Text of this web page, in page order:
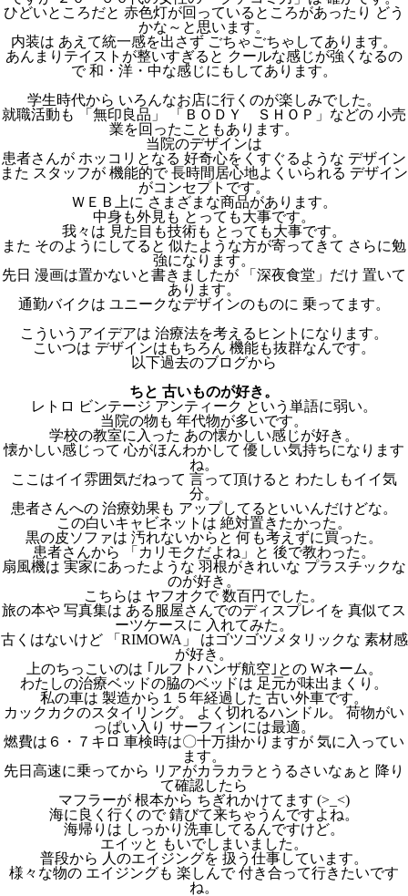
ひどいところだと 赤色灯が回っているところがあったり どう
かな～と思います。
内装は あえて統一感を出さず ごちゃごちゃしてあります。
あんまりテイストが整いすぎると クールな感じが強くなるの
で 和・洋・中な感じにもしてあります。
学生時代から いろんなお店に行くのが楽しみでした。
就職活動も 「無印良品」 「ＢＯＤＹ ＳＨＯＰ」などの 小売
業を回ったこともあります。
当院のデザインは
患者さんが ホッコリとなる 好奇心をくすぐるような デザイン
また スタッフが 機能的で 長時間居心地よくいられる デザイン
がコンセプトです。
ＷＥＢ上に さまざまな商品があります。
中身も外見も とっても大事です。
我々は 見た目も技術も とっても大事です。
また そのようにしてると 似たような方が寄ってきて さらに勉
強になります。
先日 漫画は置かないと書きましたが 「深夜食堂」だけ 置いて
あります。
通勤バイクは ユニークなデザインのものに 乗ってます。
こういうアイデアは 治療法を考えるヒントになります。
こいつは デザインはもちろん 機能も抜群なんです。
以下過去のブログから
ちと 古いものが好き。
レトロ ビンテージ アンティーク という単語に弱い。
当院の物も 年代物が多いです。
学校の教室に入った あの懐かしい感じが好き。
懐かしい感じって 心がほんわかして 優しい気持ちになります
ね。
ここはイイ雰囲気だねって 言って頂けると わたしもイイ気
分。
患者さんへの 治療効果も アップしてるといいんだけどな。
この白いキャビネットは 絶対置きたかった。
黒の皮ソファは 汚れないからと 何も考えずに買った。
患者さんから 「カリモクだよね」と 後で教わった。
扇風機は 実家にあったような 羽根がきれいな プラスチックな
のが好き。
こちらは ヤフオクで 数百円でした。
旅の本や 写真集は ある服屋さんでのディスプレイを 真似てス
ーツケースに 入れてみた。
古くはないけど 「RIMOWA」 はゴツゴツメタリックな 素材感
が好き。
上のちっこいのは ｢ルフトハンザ航空｣との Wネーム。
わたしの治療ベッドの脇のベッドは 足元が味出まくり。
私の車は 製造から１５年経過した 古い外車です。
カックカクのスタイリング。 よく切れるハンドル。 荷物がい
っぱい入り サーフィンには最適。
燃費は６・７キロ 車検時は〇十万掛かりますが 気に入ってい
ます。
先日高速に乗ってから リアがカラカラとうるさいなぁと 降り
て確認したら
マフラーが 根本から ちぎれかけてます (>_<)
海に良く行くので 錆びて来ちゃうんですよね。
海帰りは しっかり洗車してるんですけど。
エイッと もいでしまいました。
普段から 人のエイジングを 扱う仕事しています。
様々な物の エイジングも 楽しんで 付き合って行きたいです
ね。